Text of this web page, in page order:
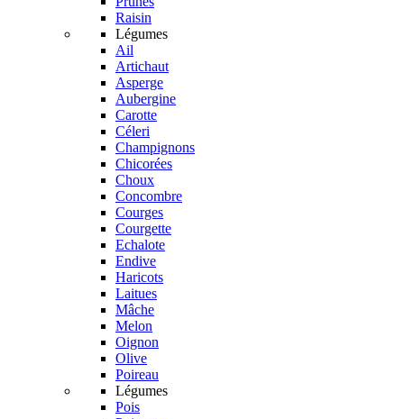
Raisin
Légumes
Ail
Artichaut
Asperge
Aubergine
Carotte
Céleri
Champignons
Chicorées
Choux
Concombre
Courges
Courgette
Echalote
Endive
Haricots
Laitues
Mâche
Melon
Oignon
Olive
Poireau
Légumes
Pois